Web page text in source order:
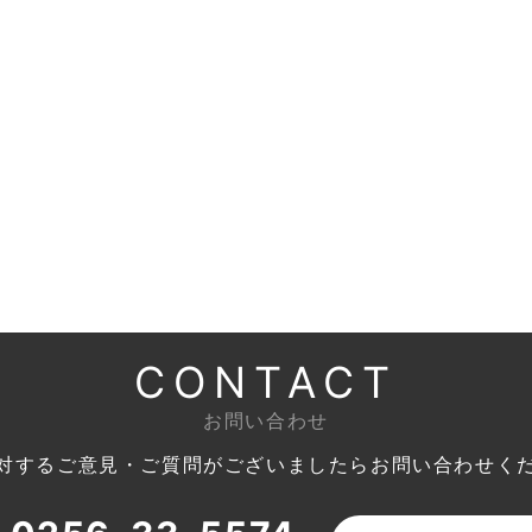
CONTACT
お問い合わせ
するご意見・ご質問がございましたら お問い合わせく